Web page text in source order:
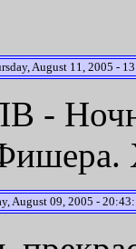
August 11, 2005 -
-
August 09, 2005 - 20:43: